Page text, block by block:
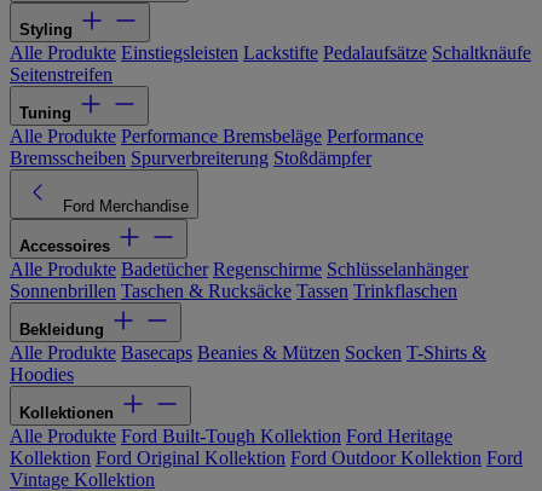
Styling
Alle Produkte Einstiegsleisten Lackstifte Pedalaufsätze Schaltknäufe
Seitenstreifen
Tuning
Alle Produkte Performance Bremsbeläge Performance
Bremsscheiben Spurverbreiterung Stoßdämpfer
Ford Merchandise
Accessoires
Alle Produkte Badetücher Regenschirme Schlüsselanhänger
Sonnenbrillen Taschen & Rucksäcke Tassen Trinkflaschen
Bekleidung
Alle Produkte Basecaps Beanies & Mützen Socken T-Shirts &
Hoodies
Kollektionen
Alle Produkte Ford Built-Tough Kollektion Ford Heritage
Kollektion Ford Original Kollektion Ford Outdoor Kollektion Ford
Vintage Kollektion